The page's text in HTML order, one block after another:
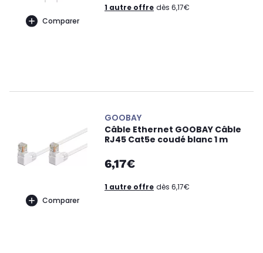
Comparer
1 autre offre dès 6,17€
Comparer
GOOBAY
Câble Ethernet GOOBAY Câble
RJ45 Cat5e coudé blanc 1 m
6,17€
1 autre offre dès 6,17€